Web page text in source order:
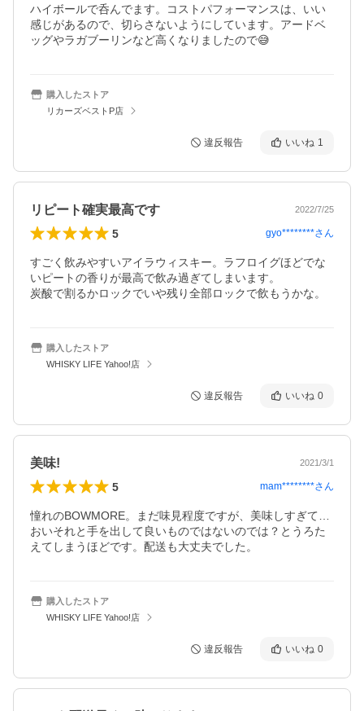
ハイボールで呑んでます。コストパフォーマンスは、いい
感じがあるので、切らさないようにしています。アードベ
ッグやラガブーリンなど高くなりましたので😅
購入したストア
リカーズベストP店
違反報告 いいね 1
リピート確実最高です 2022/7/25
5 gyo********さん
すごく飲みやすいアイラウィスキー。ラフロイグほどでな
いピートの香りが最高で飲み過ぎてしまいます。
炭酸で割るかロックでいや残り全部ロックで飲もうかな。
購入したストア
WHISKY LIFE Yahoo!店
違反報告 いいね 0
美味! 2021/3/1
5 mam********さん
憧れのBOWMORE。まだ味見程度ですが、美味しすぎて…
おいそれと手を出して良いものではないのでは？とうろた
えてしまうほどです。配送も大丈夫でした。
購入したストア
WHISKY LIFE Yahoo!店
違反報告 いいね 0